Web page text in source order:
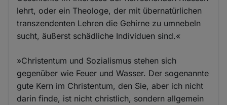
lehrt, oder ein Theologe, der mit übernatürlichen
transzendenten Lehren die Gehirne zu umnebeln
sucht, äußerst schädliche Individuen sind.«
»Christentum und Sozialismus stehen sich
gegenüber wie Feuer und Wasser. Der sogenannte
gute Kern im Christentum, den Sie, aber ich nicht
darin finde, ist nicht christlich, sondern allgemein